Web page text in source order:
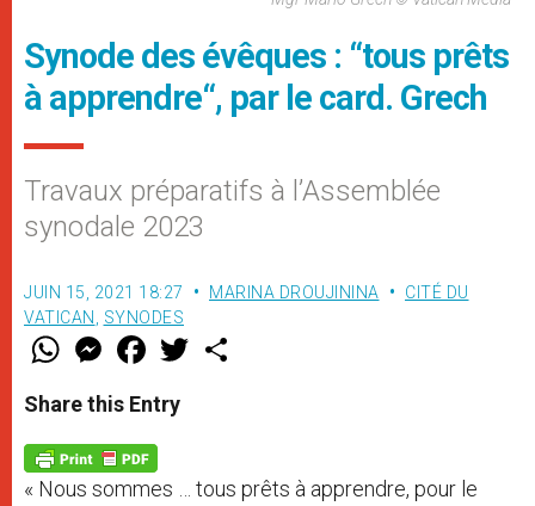
Synode des évêques : “tous prêts
à apprendre“, par le card. Grech
Travaux préparatifs à l’Assemblée
synodale 2023
JUIN 15, 2021 18:27 MARINA DROUJININA
CITÉ DU
VATICAN
SYNODES
W
t
s
p
p
M
e
s
e
g
e
r
F
a
e
b
o
k
w
Share this Entry
« Nous sommes … tous prêts à apprendre, pour le